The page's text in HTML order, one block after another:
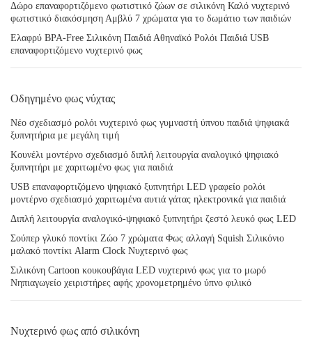
Δώρο επαναφορτιζόμενο φωτιστικό ζώων σε σιλικόνη Καλό νυχτερινό
φωτιστικό διακόσμηση Αμβλύ 7 χρώματα για το δωμάτιο των παιδιών
Ελαφρύ BPA-Free Σιλικόνη Παιδιά Αθηναϊκό Ρολόι Παιδιά USB
επαναφορτιζόμενο νυχτερινό φως
Οδηγημένο φως νύχτας
Νέο σχεδιασμό ρολόι νυχτερινό φως γυμναστή ύπνου παιδιά ψηφιακά
ξυπνητήρια με μεγάλη τιμή
Κουνέλι μοντέρνο σχεδιασμό διπλή λειτουργία αναλογικό ψηφιακό
ξυπνητήρι με χαριτωμένο φως για παιδιά
USB επαναφορτιζόμενο ψηφιακό ξυπνητήρι LED γραφείο ρολόι
μοντέρνο σχεδιασμό χαριτωμένα αυτιά γάτας ηλεκτρονικά για παιδιά
Διπλή λειτουργία αναλογικό-ψηφιακό ξυπνητήρι ζεστό λευκό φως LED
Σούπερ γλυκό ποντίκι Ζώο 7 χρώματα Φως αλλαγή Squish Σιλικόνιο
μαλακό ποντίκι Alarm Clock Νυχτερινό φως
Σιλικόνη Cartoon κουκουβάγια LED νυχτερινό φως για το μωρό
Νηπιαγωγείο χειριστήρες αφής χρονομετρημένο ύπνο φιλικό
Νυχτερινό φως από σιλικόνη